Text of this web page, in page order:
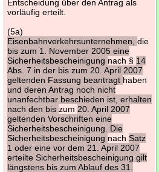
Entscheidung über den Antrag als
vorläufig erteilt.
(5a)
Eisenbahnverkehrsunternehmen,die
bis zum 1. November 2005 eine
Sicherheitsbescheinigung nach § 14
Abs. 7 in der bis zum 20. April 2007
geltenden Fassung beantragt haben
und deren Antrag noch nicht
unanfechtbar beschieden ist, erhalten
nach den biszum 20. April 2007
geltenden Vorschriften eine
Sicherheitsbescheinigung. Die
Sicherheitsbescheinigung nachSatz
1 oder eine vor dem 21. April 2007
erteilte Sicherheitsbescheinigung gilt
längstens bis zum Ablauf des 31.